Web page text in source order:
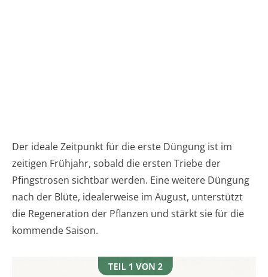
Der ideale Zeitpunkt für die erste Düngung ist im
zeitigen Frühjahr, sobald die ersten Triebe der
Pfingstrosen sichtbar werden. Eine weitere Düngung
nach der Blüte, idealerweise im August, unterstützt
die Regeneration der Pflanzen und stärkt sie für die
kommende Saison.